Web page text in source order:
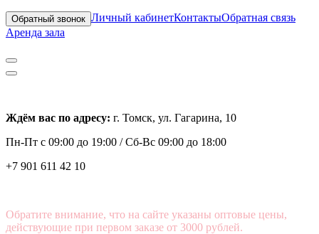
Обратный звонок Личный кабинетКонтактыОбратная связь
Аренда зала
Ждём вас по адресу: г. Томск, ул. Гагарина, 10
Пн-Пт с 09:00 до 19:00 /Сб-Вс 09:00 до 18:00
+7 901 611 42 10
Обратите внимание, что на сайте указаны оптовые цены,
действующие при первом заказе от 3000 рублей.